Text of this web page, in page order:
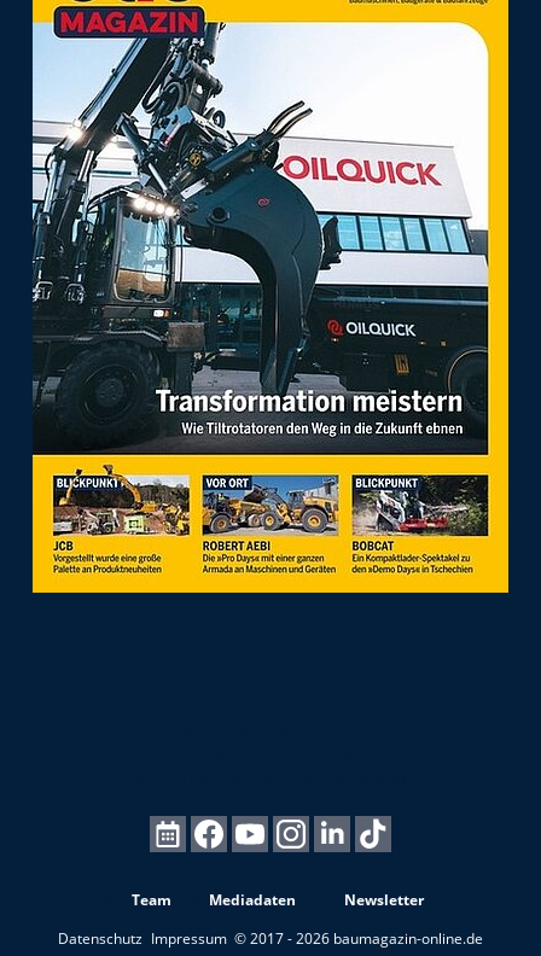
Team Mediadaten
Newsletter
Datenschutz Impressum © 2017 - 2026 baumagazin-online.de